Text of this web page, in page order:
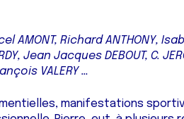
AMONT, Richard ANTHONY,
Jean Jacques DEBOUT, C.
VALERY …
manifestations